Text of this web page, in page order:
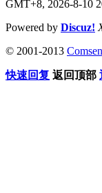
GMT+8, 2026-8-10
Powered by Discuz!
© 2001-2013
快速回复 返回顶部